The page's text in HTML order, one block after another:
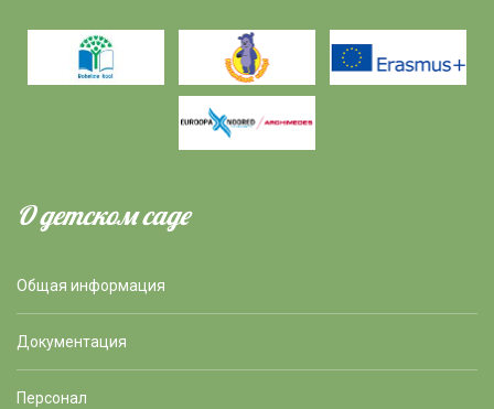
О детском саде
Общая информация
Документация
Персонал